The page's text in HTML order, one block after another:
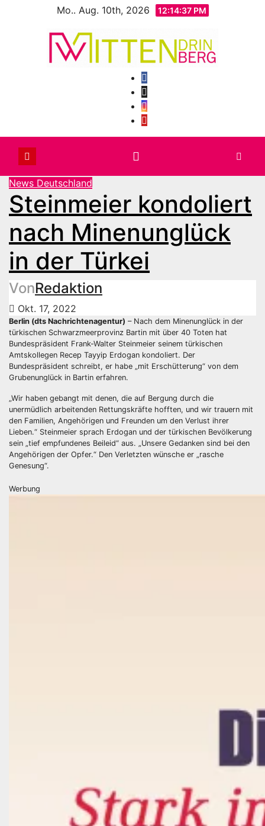
Mo.. Aug. 10th, 2026 12:14:39 PM
News Deutschland
Steinmeier kondoliert
nach Minenunglück
in der Türkei
VonRedaktion
Okt. 17, 2022
Berlin (dts Nachrichtenagentur) – Nach dem Minenunglück in der
türkischen Schwarzmeerprovinz Bartin mit über 40 Toten hat
Bundespräsident Frank-Walter Steinmeier seinem türkischen
Amtskollegen Recep Tayyip Erdogan kondoliert. Der
Bundespräsident schreibt, er habe „mit Erschütterung“ von dem
Grubenunglück in Bartin erfahren.
„Wir haben gebangt mit denen, die auf Bergung durch die
unermüdlich arbeitenden Rettungskräfte hofften, und wir trauern mit
den Familien, Angehörigen und Freunden um den Verlust ihrer
Lieben.“ Steinmeier sprach Erdogan und der türkischen Bevölkerung
sein „tief empfundenes Beileid“ aus. „Unsere Gedanken sind bei den
Angehörigen der Opfer.“ Den Verletzten wünsche er „rasche
Genesung“.
Werbung